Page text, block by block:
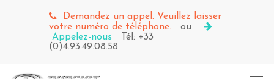
Demandez un appel. Veuillez laisser
votre numéro de téléphone. ou
Appelez-nous
Tél: +33
(0)4.93.49.08.58